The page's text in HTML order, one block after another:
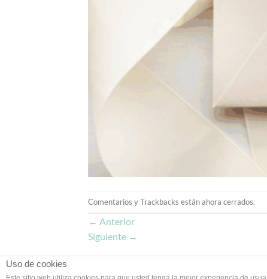
Comentarios y Trackbacks están ahora cerrados.
← Anterior
Siguiente →
Uso de cookies